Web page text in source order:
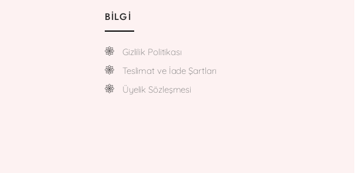
BILGI
Gizlilik Politikası
Teslimat ve İade Şartları
Üyelik Sözleşmesi